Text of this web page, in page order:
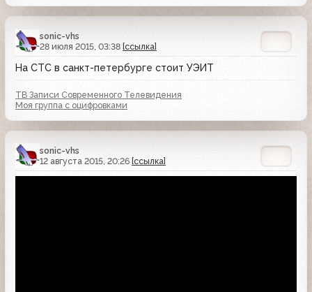
sonic-vhs
28 июля 2015, 03:38 [ссылка]
На СТС в санкт-петербурге стоит УЭИТ
ТВ Записи Современного Телевидения
Моя группа с оцифровками
sonic-vhs
12 августа 2015, 20:26 [ссылка]